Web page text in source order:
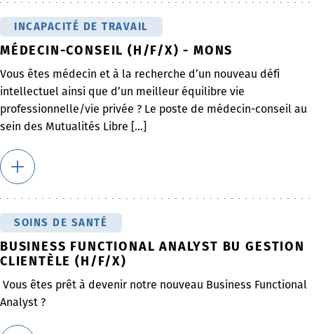
INCAPACITÉ DE TRAVAIL
MÉDECIN-CONSEIL (H/F/X) - MONS
Vous êtes médecin et à la recherche d’un nouveau défi
intellectuel ainsi que d’un meilleur équilibre vie
professionnelle/vie privée ? Le poste de médecin-conseil au
sein des Mutualités Libre [...]
SOINS DE SANTÉ
BUSINESS FUNCTIONAL ANALYST BU GESTION
CLIENTÈLE (H/F/X)
Vous êtes prêt à devenir notre nouveau Business Functional
Analyst ?